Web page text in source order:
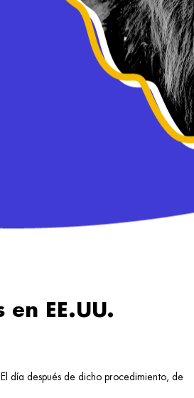
EE.UU.
día después de dicho procedimiento, de